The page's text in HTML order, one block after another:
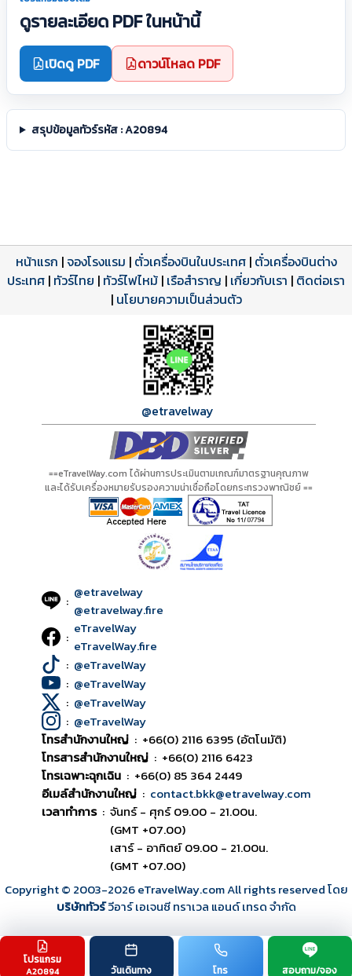
ดูรายละเอียด PDF ในหน้านี้
เปิดดู PDF ดาวน์โหลด PDF
สรุปข้อมูลทัวร์รหัส : A20894
โปรแกรม
A20894 วันเดินทาง โทร สอบถาม/จอง
โปรแกรมทัวร์
ดาวน์โหลด PDF
รีวิวลูกค้าจริง
รีวิวจาก eTravelWay
เปิดหน้าเต็ม
ใบอนุญาตนำเที่ยว
เลขที่ 11/11450
เปิดหน้าเต็ม
หน้าแรก |จองโรงแรม | ตั๋วเครื่องบินในประเทศ| ตั๋วเครื่องบินต่าง
ประเทศ | ทัวร์ไทย | ทัวร์ไฟไหม้ | เรือสำราญ | เกี่ยวกับเรา | ติดต่อเรา
| นโยบายความเป็นส่วนตัว
@etravelway
==eTravelWay.com ได้ผ่านการประเมินตามเกณฑ์มาตรฐานคุณภาพ
และได้รับเครื่องหมายรับรองความน่าเชื่อถือโดยกระทรวงพาณิชย์ ==
: @etravelway
@etravelway.fire
: eTravelWay
eTravelWay.fire
: @eTravelWay
: @eTravelWay
: @eTravelWay
: @eTravelWay
โทรสำนักงานใหญ่ : +66(0) 2116 6395 (อัตโนมัติ)
โทรสารสำนักงานใหญ่ : +66(0) 2116 6423
โทรเฉพาะฉุกเฉิน : +66(0) 85 364 2449
อีเมล์สำนักงานใหญ่ : contact.bkk@etravelway.com
เวลาทำการ : จันทร์ - ศุกร์ 09.00 - 21.00น.
(GMT +07.00)
เสาร์ - อาทิตย์ 09.00 - 21.00น.
(GMT +07.00)
Copyright © 2003-2026eTravelWay.com All rights reserved โดย
บริษัททัวร์วีอาร์ เอเจนซี ทราเวล แอนด์ เทรด จำกัด
TOP